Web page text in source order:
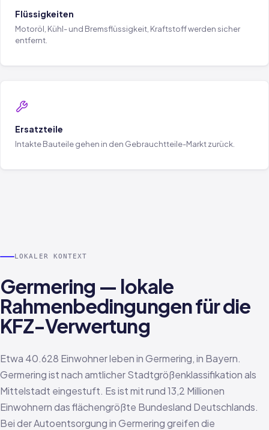
Flüssigkeiten
Motoröl, Kühl- und Bremsflüssigkeit, Kraftstoff werden sicher
entfernt.
Ersatzteile
Intakte Bauteile gehen in den Gebrauchtteile-Markt zurück.
LOKALER KONTEXT
Germering — lokale
Rahmenbedingungen für die
KFZ-Verwertung
Etwa 40.628 Einwohner leben in Germering, in Bayern.
Germering ist nach amtlicher Stadtgrößenklassifikation als
Mittelstadt eingestuft. Es ist mit rund 13,2 Millionen
Einwohnern das flächengrößte Bundesland Deutschlands.
Bei der Autoentsorgung in Germering greifen die